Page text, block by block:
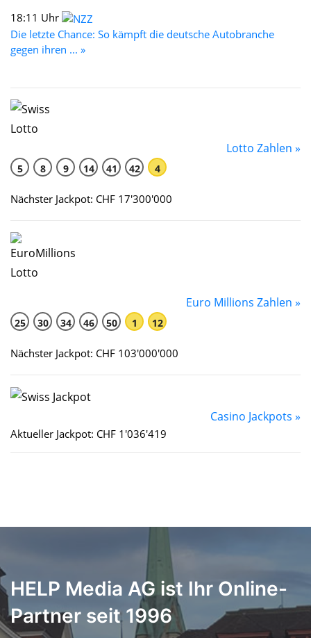
18:11 Uhr
Die letzte Chance: So kämpft die deutsche Autobranche
gegen ihren ... »
Lotto Zahlen »
5 8 9 14 41 42 4
Nächster Jackpot: CHF 17'300'000
Euro Millions Zahlen »
25 30 34 46 50 1 12
Nächster Jackpot: CHF 103'000'000
Casino Jackpots »
Aktueller Jackpot: CHF 1'036'419
HELP Media AG ist Ihr Online-
Partner seit 1996